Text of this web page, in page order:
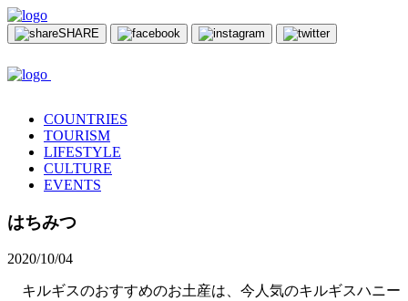
SHARE
COUNTRIES
TOURISM
LIFESTYLE
CULTURE
EVENTS
はちみつ
2020/10/04
キルギスのおすすめのお土産は、今人気のキルギスハニー